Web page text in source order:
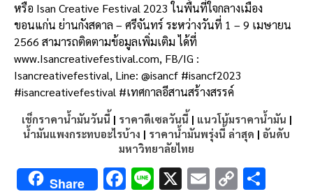
หรือ Isan Creative Festival 2023ในพื้นที่ใจกลางเมือง
ขอนแก่น ย่านกังสดาล –ศรีจันทร์ ระหว่างวันที่ 1 – 9 เมษายน
2566 สามารถติดตามข้อมูลเพิ่มเติม ได้ที่
www.Isancreativefestival.com, FB/IG :
Isancreativefestival, Line: @isancf #isancf2023
#isancreativefestival #เทศกาลอีสานสร้างสรรค์
เช็กราคาน้ำมันวันนี้ | ราคาดีเซลวันนี้ | แนวโน้มราคาน้ำมัน |
น้ำมันแพงกระทบอะไรบ้าง | ราคาน้ำมันพรุ่งนี้ ล่าสุด | อันดับ
มหาวิทยาลัยไทย
Share F Li X E C